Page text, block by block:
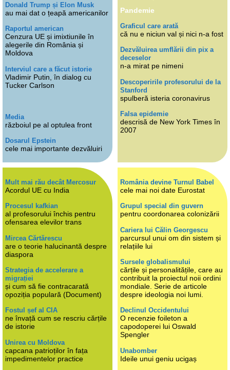
Donald Trump și Elon Musk
au mai dat o țeapă americanilor
Raportul american
Cenzura UE și imixtiunile în
alegerile din România și
Moldova
Interviul care a făcut istorie
Vladimir Putin, în dialog cu
Tucker Carlson
Media
războiul pe al optulea front
Dosarul Epstein
cele mai importante dezvăluiri
Pandemie
Graficul care arată
că nu e niciun val și nici n-a fost
Dezvăluirea umflării din pix a
deceselor
n-a mirat pe nimeni
Descoperirile profesorului de la
Stanford
spulberă isteria coronavirus
Falsa epidemie
descrisă de New York Times în
2007
Mult mai rău decât Mercosur
Acordul UE cu India
Procesul kafkian
al profesorului închis pentru
ofensarea elevilor trans
Mircea Cărtărescu
are o teorie halucinantă despre
diaspora
Strategia de accelerare a
migrației
și cum să fie contracarată
opoziția populară (Document)
Fostul șef al CIA
ne învață cum se rescriu cărțile
de istorie
Unirea cu Moldova
capcana patrioților în fața
impedimentelor practice
România devine Turnul Babel
cele mai noi date Eurostat
Grupul special din guvern
pentru coordonarea colonizării
Cariera lui Călin Georgescu
parcursul unui om din sistem și
relațiile lui
Sursele globalismului
cărțile și personalitățile, care au
contribuit la proiectul noii ordini
mondiale. Serie de articole
despre ideologia noi lumi.
Declinul Occidentului
O recenzie foileton a
capodoperei lui Oswald
Spengler
Unabomber
Ideile unui geniu ucigaș